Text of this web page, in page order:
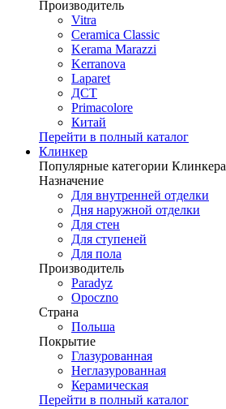
Производитель
Vitra
Ceramica Classic
Kerama Marazzi
Kerranova
Laparet
ДСТ
Primacolore
Китай
Перейти в полный каталог
Клинкер
Популярные категории Клинкера
Назначение
Для внутренней отделки
Дня наружной отделки
Для стен
Для ступеней
Для пола
Производитель
Paradyz
Opoczno
Страна
Польша
Покрытие
Глазурованная
Неглазурованная
Керамическая
Перейти в полный каталог